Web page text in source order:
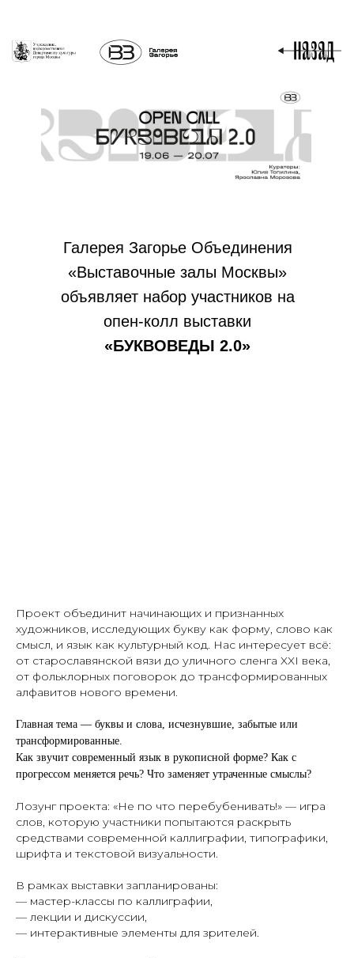
Галерея Загорье Объединения
«Выставочные залы Москвы»
объявляет набор участников на
опен-колл выставки
«БУКВОВЕДЫ 2.0»
Проект объединит начинающих и признанных
художников, исследующих букву как форму, слово как
смысл, и язык как культурный код. Нас интересует всё:
от старославянской вязи до уличного сленга XXI века,
от фольклорных поговорок до трансформированных
алфавитов нового времени.
Главная тема — буквы и слова, исчезнувшие, забытые или
трансформированные.
Как звучит современный язык в рукописной форме? Как с
прогрессом меняется речь? Что заменяет утраченные смыслы?
Лозунг проекта: «Не по что перебубенивать!» — игра
слов, которую участники попытаются раскрыть
средствами современной каллиграфии, типографики,
шрифта и текстовой визуальности.
В рамках выставки запланированы:
— мастер-классы по каллиграфии,
— лекции и дискуссии,
— интерактивные элементы для зрителей.
Галерея
Загорье